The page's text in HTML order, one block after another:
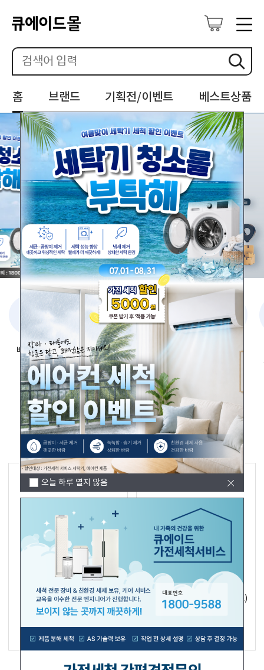
홈 브랜드 기획전/이벤트 베스트상품
1/3
오늘 하루 열지 않음
베스트 기획전
김치교환권
등록
큐에이드
가전세척
BEST 상품
큐에이드몰에서 가장 인기 많은 상품을 한 곳에서 확인하세요.
[WINIA] 에어컨 벽걸이형
22.8㎡ BRV07GWVH
870,000
[KLASSE] 냉난방 벽걸이
11평형 ARA9H11RWS(AK)
1,230,000